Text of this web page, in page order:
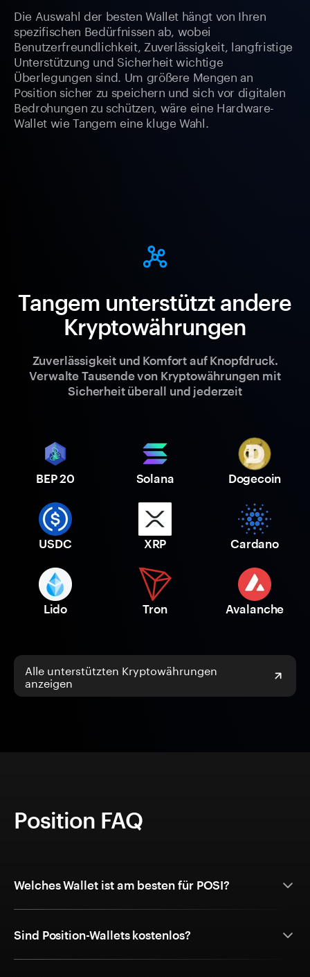
Die Auswahl der besten Wallet hängt von Ihren
spezifischen Bedürfnissen ab, wobei
Benutzerfreundlichkeit, Zuverlässigkeit, langfristige
Unterstützung und Sicherheit wichtige
Überlegungen sind. Um größere Mengen an
Position sicher zu speichern und sich vor digitalen
Bedrohungen zu schützen, wäre eine Hardware-
Wallet wie Tangem eine kluge Wahl.
Tangem unterstützt andere
Kryptowährungen
Zuverlässigkeit und Komfort auf Knopfdruck.
Verwalte Tausende von Kryptowährungen mit
Sicherheit überall und jederzeit
BEP 20 Solana Dogecoin
USDC XRP Cardano
Lido Tron Avalanche
Alle unterstützten Kryptowährungen
anzeigen
Position FAQ
Welches Wallet ist am besten für POSI?
Sind Position-Wallets kostenlos?